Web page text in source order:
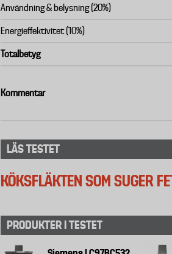
Användning & belysning (20%)
Energieffektivitet (10%)
Totalbetyg
Kommentar
LÄS TESTET
KÖKSFLÄKTEN SOM SUGER
PRODUKTER I TESTET